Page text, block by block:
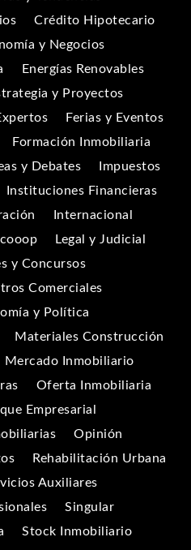
Crédito Hipotecario
y Negocios
Energías Renovables
y Proyectos
Ferias y Eventos
Formación Inmobiliaria
y Debates
Impuestos
Instituciones Financieras
Internacional
Legal y Judicial
y Concursos
Comerciales
y Política
Materiales Construcción
Mercado Inmobiliario
Oferta Inmobiliaria
Empresarial
Opinión
Rehabilitación Urbana
Auxiliares
Singular
Stock Inmobiliario